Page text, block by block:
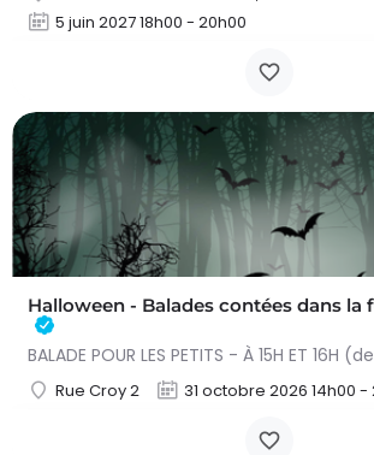
5 juin 2027 18h00 - 20h00
Halloween - Balades contées dans la
Rue Croy 2 31 octobre 2026 14h00 -